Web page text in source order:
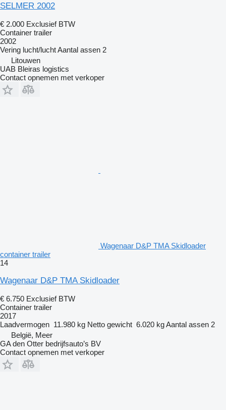
SELMER 2002
€ 2.000 Exclusief BTW
Container trailer
2002
Vering lucht/luchtAantal assen 2
Litouwen
UAB Bleiras logistics
Contact opnemen met verkoper
Wagenaar D&P TMA Skidloader
container trailer
14
Wagenaar D&P TMA Skidloader
€ 6.750 Exclusief BTW
Container trailer
2017
Laadvermogen 11.980 kg Netto gewicht 6.020 kgAantal assen 2
België, Meer
GA den Otter bedrijfsauto’s BV
Contact opnemen met verkoper